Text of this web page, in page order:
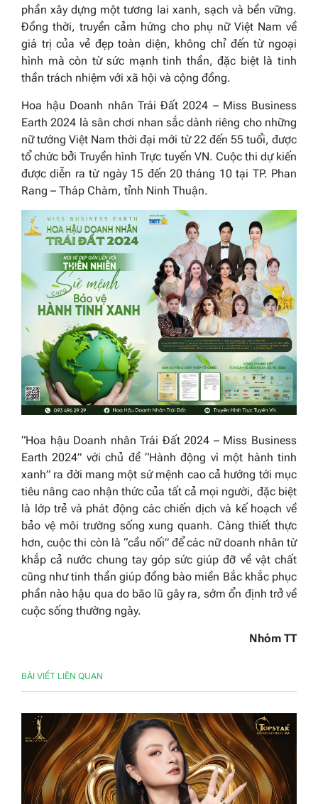
phần xây dựng một tương lai xanh, sạch và bền vững.
Đồng thời, truyền cảm hứng cho phụ nữ Việt Nam về
giá trị của vẻ đẹp toàn diện, không chỉ đến từ ngoại
hình mà còn từ sức mạnh tinh thần, đặc biệt là tinh
thần trách nhiệm với xã hội và cộng đồng.
Hoa hậu Doanh nhân Trái Đất 2024 – Miss Business
Earth 2024 là sân chơi nhan sắc dành riêng cho những
nữ tướng Việt Nam thời đại mới từ 22 đến 55 tuổi, được
tổ chức bởi Truyền hình Trực tuyến VN. Cuộc thi dự kiến
được diễn ra từ ngày 15 đến 20 tháng 10 tại TP. Phan
Rang – Tháp Chàm, tỉnh Ninh Thuận.
“Hoa hậu Doanh nhân Trái Đất 2024 – Miss Business
Earth 2024” với chủ đề “Hành động vì một hành tinh
xanh” ra đời mang một sứ mệnh cao cả hướng tới mục
tiêu nâng cao nhận thức của tất cả mọi người, đặc biệt
là lớp trẻ và phát động các chiến dịch và kế hoạch về
bảo vệ môi trường sống xung quanh. Càng thiết thực
hơn, cuộc thi còn là “cầu nối” để các nữ doanh nhân từ
khắp cả nước chung tay góp sức giúp đỡ về vật chất
cũng như tinh thần giúp đồng bào miền Bắc khắc phục
phần nào hậu qua do bão lũ gây ra, sớm ổn định trở về
cuộc sống thường ngày.
Nhóm TT
BÀI VIẾT LIÊN QUAN